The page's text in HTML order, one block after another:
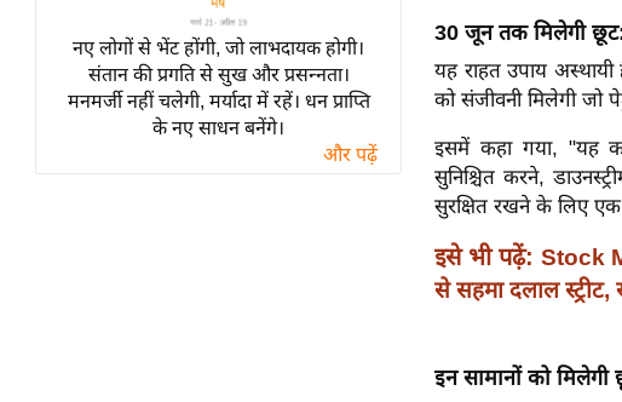
व्रत
त्योहार
राशिफल
विशेष
नए लोगों से भेंट होंगी, जो लाभदायक होगी।
संतान की प्रगति से सुख और प्रसन्नता।
मनमर्जी नहीं चलेगी, मर्यादा में रहें। धन प्राप्ति
के नए साधन बनेंगे।
और पढ़ें
30 जून तक मिलेगी छूट:
यह राहत उपाय
को संजीवनी मिलेगी जो
इसमें कहा गया, "यह
सुनिश्चित करने,
सुरक्षित रखने के लिए
इसे भी पढ़ें: Stock
से सहमा दलाल
इन सामानों को मिलेगी